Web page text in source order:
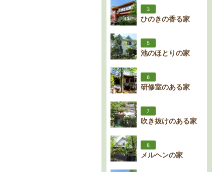
3
ひのきの香る家
5
池のほとりの家
6
研修室のある家
7
吹き抜けのある家
8
メルヘンの家